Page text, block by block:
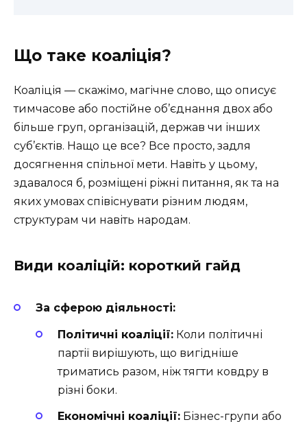
Що таке коаліція?
Коаліція — скажімо, магічне слово, що описує
тимчасове або постійне об’єднання двох або
більше груп, організацій, держав чи інших
суб’єктів. Нащо це все? Все просто, задля
досягнення спільної мети. Навіть у цьому,
здавалося б, розміщені ріжні питання, як та на
яких умовах співіснувати різним людям,
структурам чи навіть народам.
Види коаліцій: короткий гайд
За сферою діяльності:
Політичні коаліції: Коли політичні
партії вирішують, що вигідніше
триматись разом, ніж тягти ковдру в
різні боки.
Економічні коаліції: Бізнес-групи або